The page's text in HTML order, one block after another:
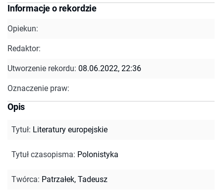
Informacje o rekordzie
Opiekun:
Redaktor:
Utworzenie rekordu: 08.06.2022, 22:36
Oznaczenie praw:
Opis
Tytuł: Literatury europejskie
Tytuł czasopisma: Polonistyka
Twórca: Patrzałek, Tadeusz